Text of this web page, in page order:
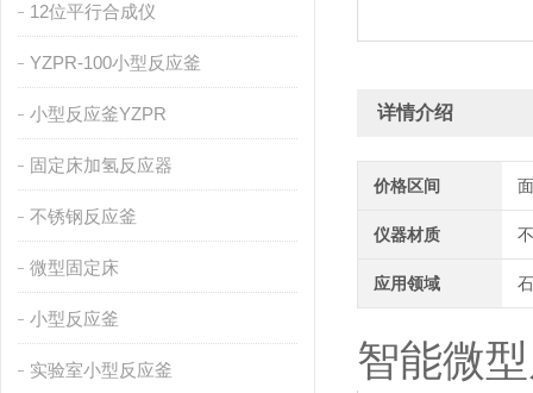
12位平行合成仪
YZPR-100小型反应釜
小型反应釜YZPR
固定床加氢反应器
不锈钢反应釜
微型固定床
小型反应釜
实验室小型反应釜
详情介绍
价格区间
仪器材质
应用领域
智能微